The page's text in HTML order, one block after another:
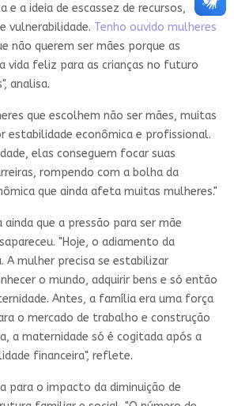
e a ideia de escassez de recursos,
vulnerabilidade. Tenho ouvido mulheres
não querem ser mães porque as
vida feliz para as crianças no futuro
analisa.
que escolhem não ser mães, muitas
estabilidade econômica e profissional.
elas conseguem focar suas
rompendo com a bolha da
que ainda afeta muitas mulheres."
que a pressão para ser mãe
"Hoje, o adiamento da
A mulher precisa se estabilizar
o mundo, adquirir bens e só então
Antes, a família era uma força
o mercado de trabalho e construção
a maternidade só é cogitada após a
financeira", reflete.
para o impacto da diminuição de